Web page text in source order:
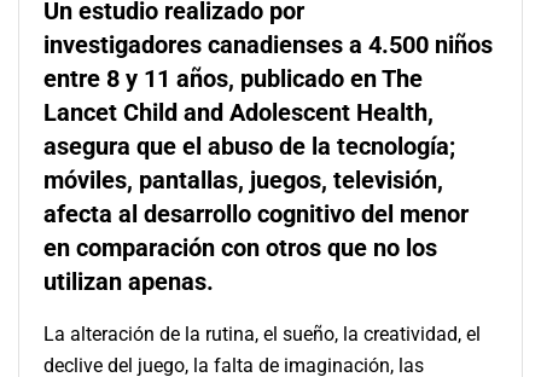
Un estudio realizado por
investigadores canadienses a 4.500 niños
entre 8 y 11 años, publicado en The
Lancet Child and Adolescent Health,
asegura que el abuso de la tecnología;
móviles, pantallas, juegos, televisión,
afecta al desarrollo cognitivo del menor
en comparación con otros que no los
utilizan apenas.
La alteración de la rutina, el sueño, la creatividad, el
declive del juego, la falta de imaginación, las